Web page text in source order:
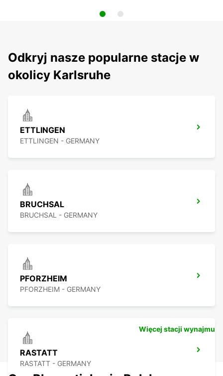
Odkryj nasze popularne stacje w
okolicy Karlsruhe
ETTLINGEN
ETTLINGEN - GERMANY
BRUCHSAL
BRUCHSAL - GERMANY
PFORZHEIM
PFORZHEIM - GERMANY
RASTATT
RASTATT - GERMANY
Więcej stacji wynajmu